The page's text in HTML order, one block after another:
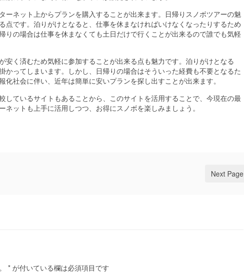
ーネット上からプランを購入することが出来ます。日帰りスノボツアーの魅
点です。泊りがけとなると、仕事を休まなければいけなくなったりするため
りの場合は仕事を休まなくても土日だけで行くことが出来るので誰でも気軽
安く済むため気軽に参加することが出来る点も魅力です。泊りがけとなる
かってしまいます。しかし、日帰りの場合はそういった経費も不要となるた
社会に伴い、近年は簡単に安いプランを探し出すことが出来ます。
しているサイトもあることから、このサイトを活用することで、今現在の最
ットも上手に活用しつつ、お得にスノボを楽しみましょう。
Next Page
* が付いている欄は必須項目です